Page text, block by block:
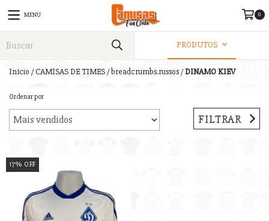
MENU 0
PRODUTOS
Início /CAMISAS DE TIMES/breadcrumbs.russos/DINAMO KIEV
Ordenar por
FILTRAR
17% OFF